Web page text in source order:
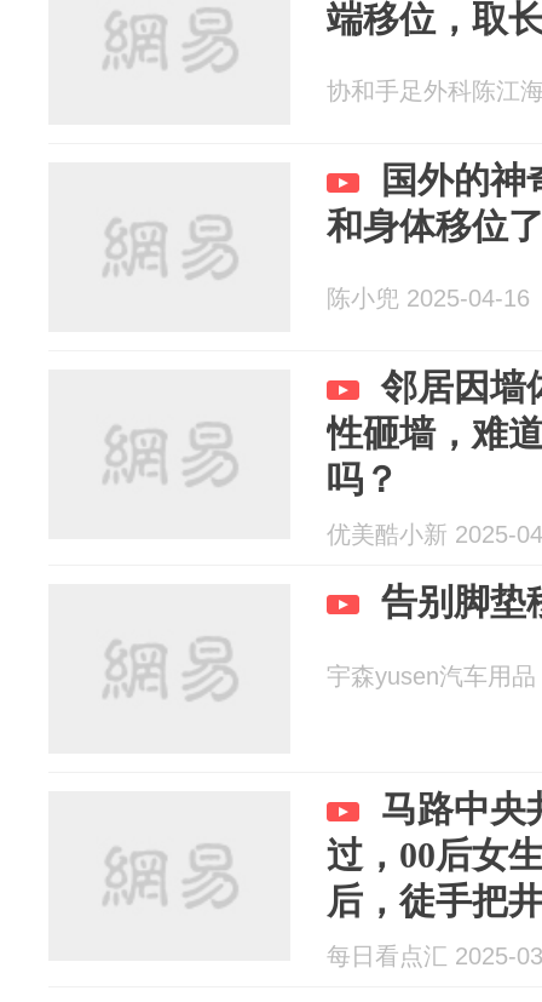
端移位，取
协和手足外科陈江
国外的神
和身体移位
陈小兜 2025-04-16
邻居因墙
性砸墙，难
吗？
优美酷小新 2025-
告别脚垫
宇森yusen汽车用
马路中央
过，00后女
后，徒手把
每日看点汇 2025-